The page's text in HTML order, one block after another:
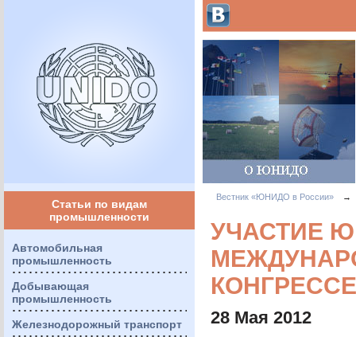
Статьи по видам
промышленности
Автомобильная
промышленность
Добывающая
промышленность
Железнодорожный транспорт
Вестник «ЮНИДО в России» →
УЧАСТИЕ
КОНГРЕССЕ
28 Мая 2012